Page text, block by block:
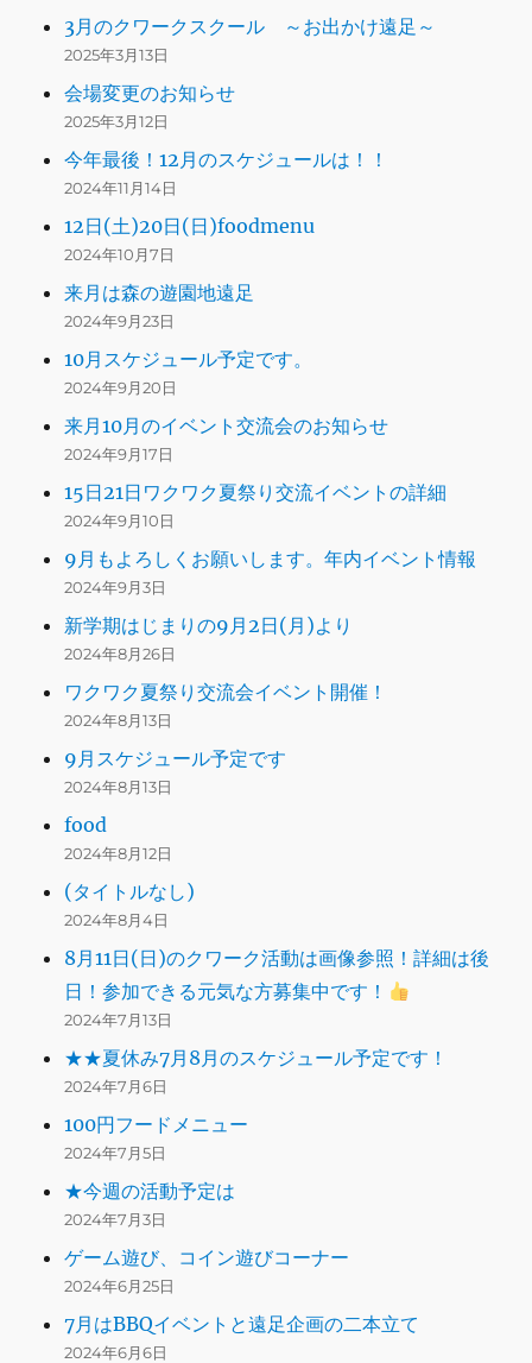
3月のクワークスクール ～お出かけ遠足～
2025年3月13日
会場変更のお知らせ
2025年3月12日
今年最後！12月のスケジュールは！！
2024年11月14日
12日(土)20日(日)foodmenu
2024年10月7日
来月は森の遊園地遠足
2024年9月23日
10月スケジュール予定です。
2024年9月20日
来月10月のイベント交流会のお知らせ
2024年9月17日
15日21日ワクワク夏祭り交流イベントの詳細
2024年9月10日
9月もよろしくお願いします。年内イベント情報
2024年9月3日
新学期はじまりの9月2日(月)より
2024年8月26日
ワクワク夏祭り交流会イベント開催！
2024年8月13日
9月スケジュール予定です
2024年8月13日
food
2024年8月12日
(タイトルなし)
2024年8月4日
8月11日(日)のクワーク活動は画像参照！詳細は後
日！参加できる元気な方募集中です！
2024年7月13日
★★夏休み7月8月のスケジュール予定です！
2024年7月6日
100円フードメニュー
2024年7月5日
★今週の活動予定は
2024年7月3日
ゲーム遊び、コイン遊びコーナー
2024年6月25日
7月はBBQイベントと遠足企画の二本立て
2024年6月6日